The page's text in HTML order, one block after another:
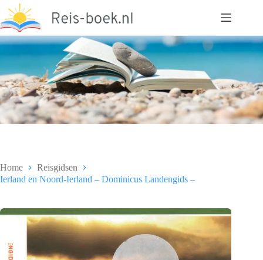
naar
de
inhoud
Home
Reisgidsen
Ierland en Noord-Ierland – Dominicus Landengids –